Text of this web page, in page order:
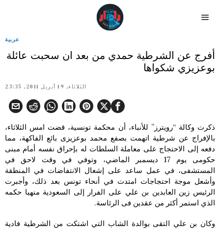
عربية
أفرج عن الشرطية حمدي من بعد ان سحبت عائلة
بوعزيزي شكواها
الثلاثاء, 19 أبريل 2011, 23:35
ذكرت وكالة “رويترز” للأنباء، أن محكمة تونسية، قضت امس الثلاثاء،
بالإفراج عن شرطية اتهمت بصفع محمد بوعزيزى بائع الفاكهة، مما
دفعه إلى الاحتجاج على معاملة السلطات له بإحراق نفسه أمام مبنى
حكومى يوم 17 ديسمبر الماضي، وتوفي في وقت لاحق في
المستشفى، في عمل ساعد على إشعال الانتفاضات في المنطقة
وأشعل موجة احتجاجات امتدت في أنحاء تونس بعد ذلك، وأجبرت
الرئيس زين العابدين بن علي على الفرار إلى السعودية منهيا حكمه
الذي استمر أكثر من عقدين فى الرئاسة.
وكان بن علي التقى بوالدة الشاب التي اشتكت من الشرطية فادية